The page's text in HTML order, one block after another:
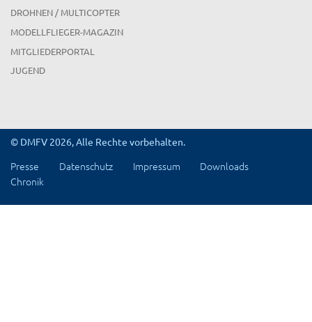
DROHNEN / MULTICOPTER
MODELLFLIEGER-MAGAZIN
MITGLIEDERPORTAL
JUGEND
© DMFV 2026, Alle Rechte vorbehalten.
Presse Datenschutz Impressum
Downloads
Chronik